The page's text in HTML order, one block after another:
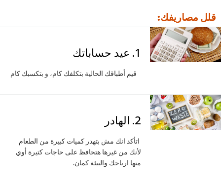
مصاريفك:
1. عيد حساباتك
قيم أطباقك الحالية بتكلفك كام، و بتكسبك كام
2. الهادر
اتأكد انك مش بتهدر كميات كبيرة من الطعام
لأنك من غيرها هتحافظ على حاجات كتيرة أوي
منها ارباحك والبيئة كمان.